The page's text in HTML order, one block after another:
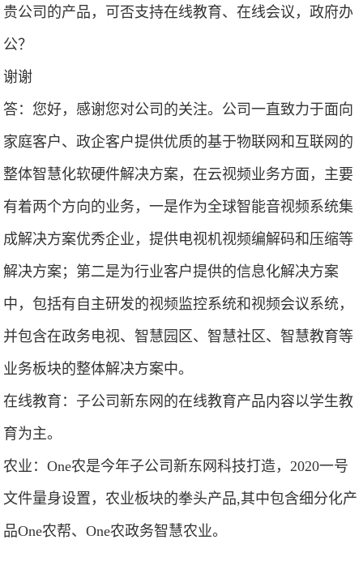
贵公司的产品，可否支持在线教育、在线会议，政府办
公？
谢谢
答：您好，感谢您对公司的关注。公司一直致力于面向
家庭客户、政企客户提供优质的基于物联网和互联网的
整体智慧化软硬件解决方案，在云视频业务方面，主要
有着两个方向的业务，一是作为全球智能音视频系统集
成解决方案优秀企业，提供电视机视频编解码和压缩等
解决方案；第二是为行业客户提供的信息化解决方案
中，包括有自主研发的视频监控系统和视频会议系统，
并包含在政务电视、智慧园区、智慧社区、智慧教育等
业务板块的整体解决方案中。
在线教育：子公司新东网的在线教育产品内容以学生教
育为主。
农业：One农是今年子公司新东网科技打造，2020一号
文件量身设置，农业板块的拳头产品,其中包含细分化产
品One农帮、One农政务智慧农业。